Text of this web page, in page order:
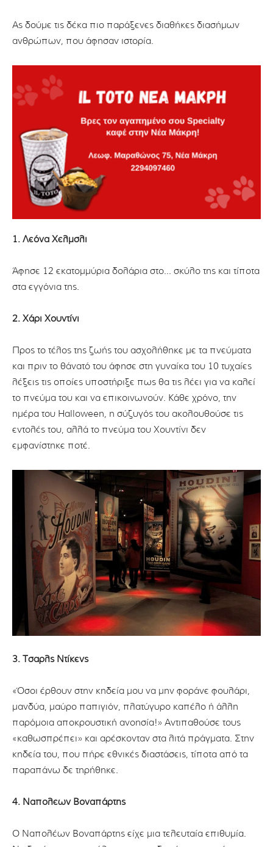
Ας δούμε τις δέκα πιο παράξενες διαθήκες διασήμων
ανθρώπων, που άφησαν ιστορία.
1. Λεόνα Χέλμσλι
Άφησε 12 εκατομμύρια δολάρια στο… σκύλο της και τίποτα
στα εγγόνια της.
2. Χάρι Χουντίνι
Προς το τέλος της ζωής του ασχολήθηκε με τα πνεύματα
και πριν το θάνατό του άφησε στη γυναίκα του 10 τυχαίες
λέξεις τις οποίες υποστήριξε πως θα τις λέει για να καλεί
το πνεύμα του και να επικοινωνούν. Κάθε χρόνο, την
ημέρα του Halloween, η σύζυγός του ακολουθούσε τις
εντολές του, αλλά το πνεύμα του Χουντίνι δεν
εμφανίστηκε ποτέ.
3. Τσαρλς Ντίκενς
«Όσοι έρθουν στην κηδεία μου να μην φοράνε φουλάρι,
μανδύα, μαύρο παπιγιόν, πλατύγυρο καπέλο ή άλλη
παρόμοια αποκρουστική ανοησία!» Αντιπαθούσε τους
«καθωσπρέπει» και αρέσκονταν στα λιτά πράγματα. Στην
κηδεία του, που πήρε εθνικές διαστάσεις, τίποτα από τα
παραπάνω δε τηρήθηκε.
4. Ναπολέων Βοναπάρτης
Ο Ναπολέων Βοναπάρτης είχε μια τελευταία επιθυμία.